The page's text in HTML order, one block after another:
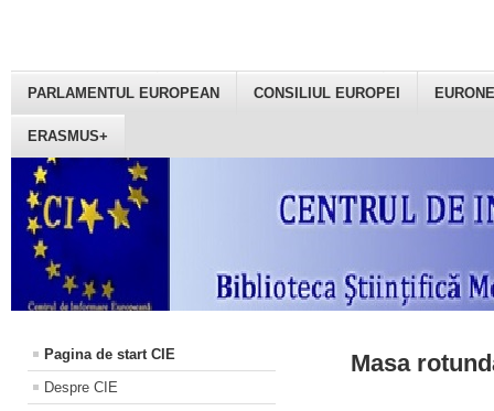
PARLAMENTUL EUROPEAN CONSILIUL EUROPEI
ERASMUS+
Pagina de start CIE
Despre CIE
Masa